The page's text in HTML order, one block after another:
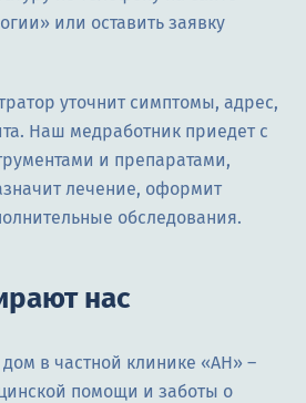
или оставить заявку
уточнит симптомы, адрес,
Наш медработник приедет с
и препаратами,
лечение, оформит
обследования.
нас
в частной клинике «АН» –
помощи и заботы о